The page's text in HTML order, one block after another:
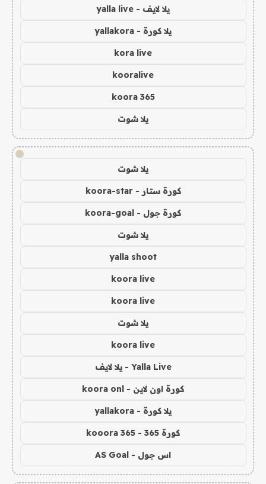
يلا لايف - yalla live
يلا كورة - yallakora
kora live
kooralive
koora 365
يلا شوت
!
يلا شوت
كورة ستار - koora-star
كورة جول - koora-goal
يلا شوت
yalla shoot
koora live
koora live
يلا شوت
koora live
Yalla Live - يلا لايف
كورة اون لاين - koora onl
يلا كورة - yallakora
كورة 365 - kooora 365
اس جول - AS Goal